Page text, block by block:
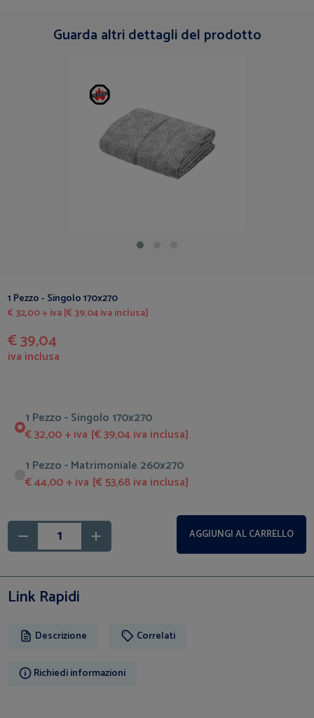
Guarda altri dettagli del prodotto
1 Pezzo - Singolo 170x270
€ 32,00 + iva [€ 39,04 iva inclusa]
€ 39,04
iva inclusa
1 Pezzo - Singolo 170x270
€ 32,00 + iva [€ 39,04 iva inclusa]
1 Pezzo - Matrimoniale 260x270
€ 44,00 + iva [€ 53,68 iva inclusa]
AGGIUNGI AL CARRELLO
Link Rapidi
Descrizione Correlati
Richiedi informazioni